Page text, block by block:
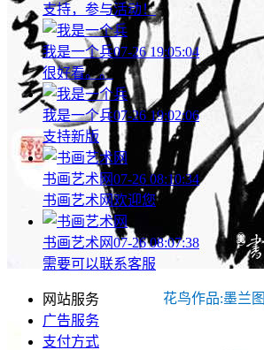
花鸟作品:墨兰图
支持，参与活动！
我是一个兵07-26 19:05:04
很好看。。
我是一个兵07-26 19:02:06
支持新版
书画艺术网07-26 08:10:34
书画艺术网欢迎您
书画艺术网07-26 08:07:38
需要可以联系客服
网站服务
广告服务
支付方式